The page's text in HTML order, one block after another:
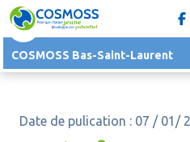
COSMOSS Bas-Saint-Laurent
Date de pulication : 07 / 01/